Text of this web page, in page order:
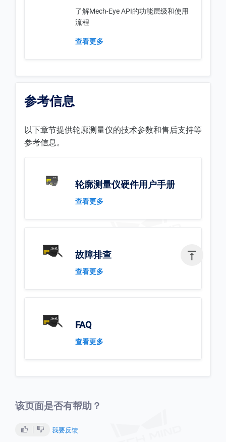

了解Mech-Eye API的功能层级和使用
流程
查看更多
参考信息
以下章节提供轮廓测量仪的技术参数和售后支持等
参考信息。
轮廓测量仪硬件用户手册
查看更多
故障排查
查看更多
FAQ
查看更多
该页面是否有帮助？
我要反馈